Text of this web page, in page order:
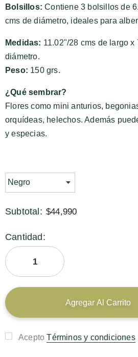
Bolsillos: Contiene 3 bolsillos de
cms de diámetro, ideales para
Medidas: 11.02"/28 cms de largo x
diámetro.
Peso: 150 grs.
¿Qué sembrar?
Flores como mini anturios,
orquídeas, helechos. Además
y especias.
Subtotal: $44,990
Cantidad:
Acepto Términos y condiciones